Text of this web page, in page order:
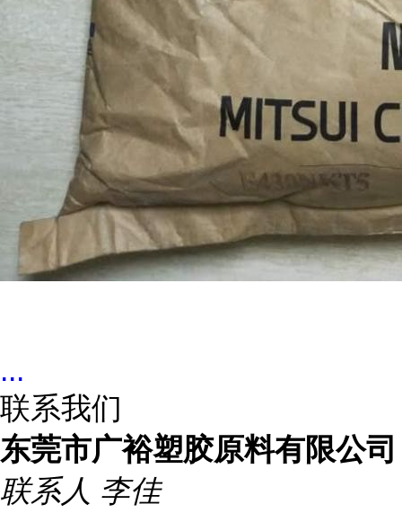
...
联系我们
东莞市广裕塑胶原料有限公司
联系人 李佳